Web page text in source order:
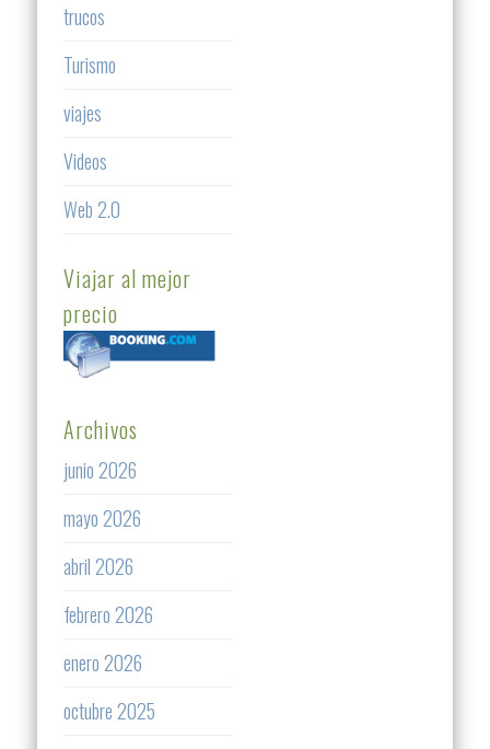
trucos
Turismo
viajes
Videos
Web 2.0
Viajar al mejor
precio
Archivos
junio 2026
mayo 2026
abril 2026
febrero 2026
enero 2026
octubre 2025